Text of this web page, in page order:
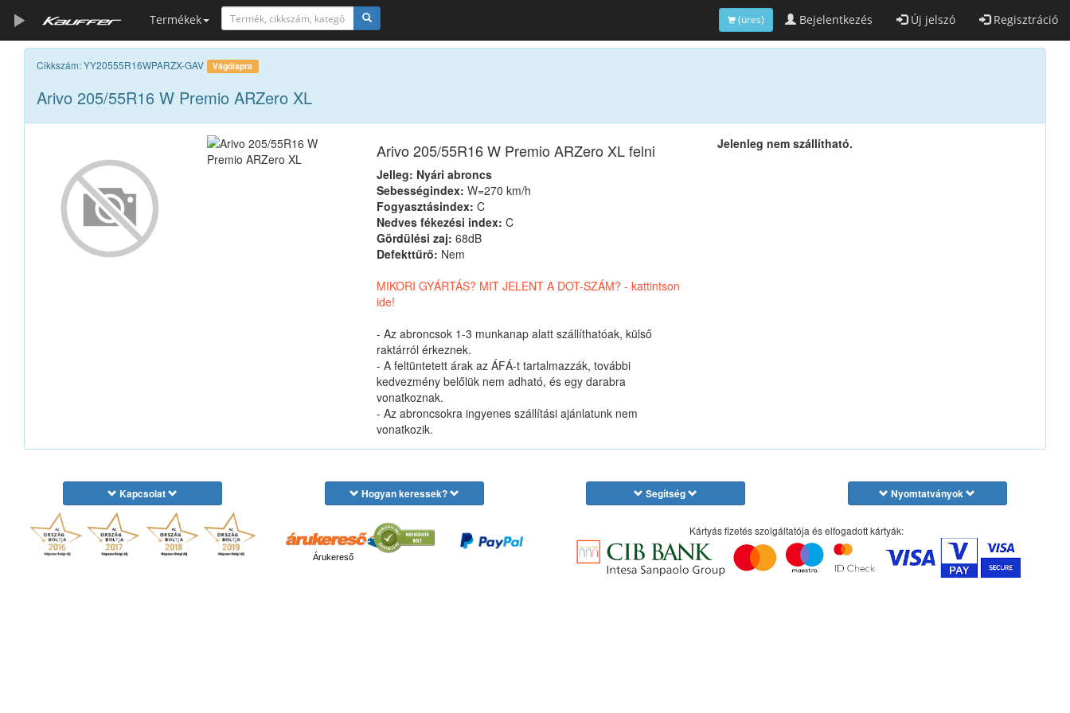
Termékek Bejelentkezés Új jelszó Regisztráció
(üres)
Szerszámkatalógus
Kosár
Alkatrészek
Cikkszám: YY20555R16WPARZX-GAV Vágólapra
Arivo 205/55R16 W Premio ARZero XL
Arivo 205/55R16 W Premio ARZero XL felni
Jelleg: Nyári abroncs
Sebességindex: W=270 km/h
Fogyasztásindex: C
Nedves fékezési index: C
Gördülési zaj: 68dB
Defekttűrő: Nem
MIKORI GYÁRTÁS? MIT JELENT A DOT-SZÁM? - kattintson
ide!
- Az abroncsok 1-3 munkanap alatt szállíthatóak, külső
raktárról érkeznek.
- A feltüntetett árak az ÁFÁ-t tartalmazzák, további
kedvezmény belőlük nem adható, és egy darabra
vonatkoznak.
- Az abroncsokra ingyenes szállítási ajánlatunk nem
vonatkozik.
Jelenleg nem szállítható.
Kapcsolat Hogyan keressek? Segítség Nyomtatványok
Árukereső
Kártyás fizetés szolgáltatója és elfogadott kártyák: